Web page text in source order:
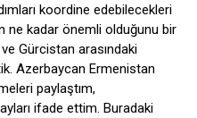
koordine edebilecekleri
ne kadar önemli olduğunu bir
Gürcistan arasındaki
Azerbaycan Ermenistan
paylaştım,
ifade ettim. Buradaki